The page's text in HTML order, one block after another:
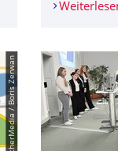
für die
© PantherMedia / Boris Zerwan